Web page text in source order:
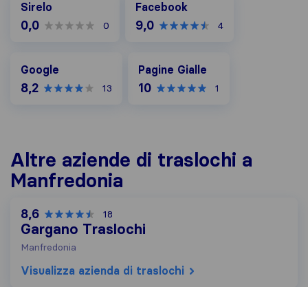
Sirelo
0,0 0
Facebook
9,0 4
Google
8,2 13
Pagine Gialle
10 1
Altre aziende di traslochi a
Manfredonia
8,6 18
Gargano Traslochi
Manfredonia
Visualizza azienda di traslochi